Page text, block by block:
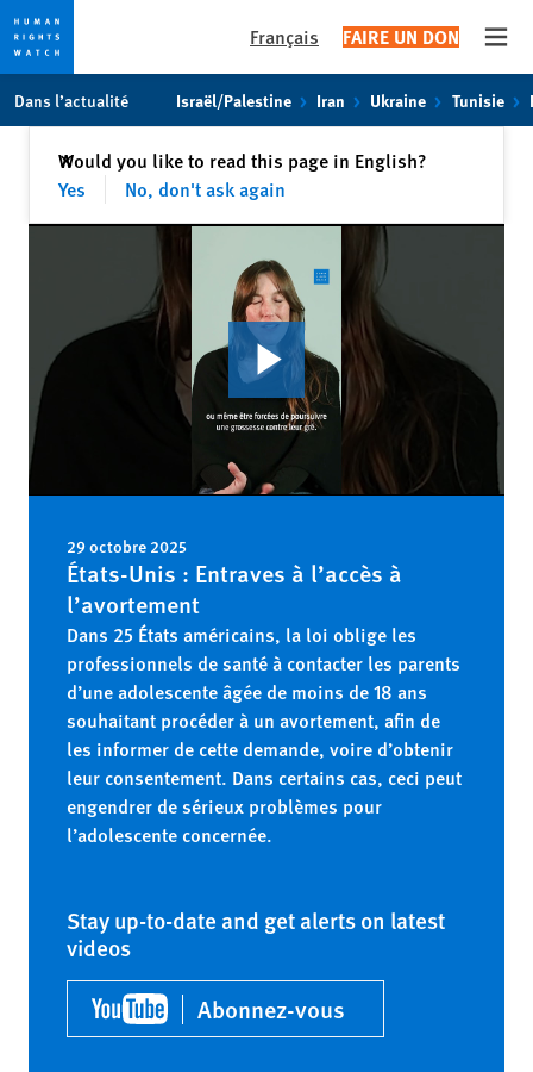
toto
content
Français FAIRE UN DON
Dans l’actualité Israël/Palestine Iran Ukraine Tunisie
Would you like to read this page in English?
Yes
No, don't ask again
✕Fermer
29 octobre 2025
États-Unis : Entraves à l’accès à
l’avortement
Dans 25 États américains, la loi oblige les
professionnels de santé à contacter les parents
d’une adolescente âgée de moins de 18 ans
souhaitant procéder à un avortement, afin de
les informer de cette demande, voire d’obtenir
leur consentement. Dans certains cas, ceci peut
engendrer de sérieux problèmes pour
l’adolescente concernée.
Stay up-to-date and get alerts on latest
videos
Abonnez-vous